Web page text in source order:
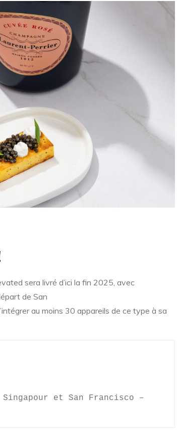
sera livré d’ici la fin 2025, avec
de San
au moins 30 appareils de ce type à sa
et San Francisco –